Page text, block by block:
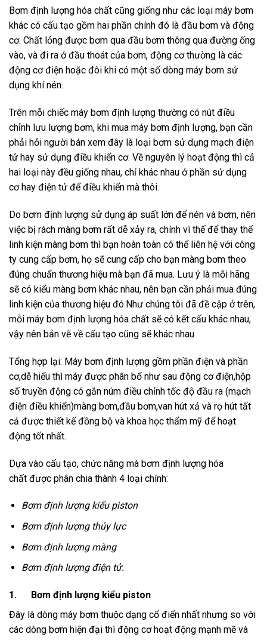
Bơm định lượng hóa chất cũng giống như các loại máy bơm
khác có cấu tạo gồm hai phần chính đó là đầu bơm và động
cơ. Chất lỏng được bơm qua đầu bơm thông qua đường ống
vào, và đi ra ở đầu thoát của bơm, động cơ thường là các
động cơ điện hoặc đôi khi có một số dòng máy bơm sử
dụng khí nén.
Trên mỗi chiếc máy bơm định lượng thường có nút điều
chỉnh lưu lượng bơm, khi mua máy bơm định lượng, bạn cần
phải hỏi người bán xem đây là loại bơm sử dụng mạch điện
tử hay sử dụng điều khiển cơ. Về nguyên lý hoạt động thì cả
hai loại này đều giống nhau, chỉ khác nhau ở phần sử dụng
cơ hay điện tử để điều khiển mà thôi.
Do bơm định lượng sử dụng áp suất lớn để nén và bơm, nên
việc bị rách màng bơm rất dễ xảy ra, chính vì thế để thay thế
linh kiện màng bơm thì bạn hoàn toàn có thể liên hệ với công
ty cung cấp bơm, họ sẽ cung cấp cho bạn màng bơm theo
đúng chuẩn thương hiệu mà bạn đã mua. Lưu ý là mỗi hãng
sẽ có kiểu màng bơm khác nhau, nên bạn cần phải mua đúng
linh kiện của thương hiệu đó.Như chúng tôi đã đề cập ở trên,
mỗi máy bơm định lượng hóa chất sẽ có kết cấu khác nhau,
vậy nên bản vẽ về cấu tạo cũng sẽ khác nhau
Tổng hợp lại: Máy bơm định lượng gồm phần điện và phần
cơ,dễ hiểu thì máy được phân bổ như sau động cơ điện,hộp
số truyền động có gắn núm điều chỉnh tốc độ đầu ra (mạch
điện điều khiển)màng bơm,đầu bơm,van hút xả và rọ hút tất
cả được thiết kế đồng bộ và khoa học thẩm mỹ để hoạt
động tốt nhất.
Dựa vào cấu tạo, chức năng mà bơm định lượng hóa
chất được phân chia thành 4 loại chính:
Bơm định lượng kiểu piston
Bơm định lượng thủy lực
Bơm định lượng màng
Bơm định lượng điện tử.
1. Bơm định lượng kiểu piston
Đây là dòng máy bơm thuộc dạng cổ điển nhất nhưng so với
các dòng bơm hiện đại thì động cơ hoạt động mạnh mẽ và